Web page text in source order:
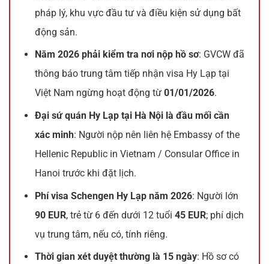
pháp lý, khu vực đầu tư và điều kiện sử dụng bất
động sản.
Năm 2026 phải kiểm tra nơi nộp hồ sơ: GVCW đã
thông báo trung tâm tiếp nhận visa Hy Lạp tại
Việt Nam ngừng hoạt động từ01/01/2026.
Đại sứ quán Hy Lạp tại Hà Nội là đầu mối cần
xác minh: Người nộp nên liên hệ Embassy of the
Hellenic Republic in Vietnam / Consular Office in
Hanoi trước khi đặt lịch.
Phí visa Schengen Hy Lạp năm 2026: Người lớn
90 EUR, trẻ từ 6 đến dưới 12 tuổi45 EUR; phí dịch
vụ trung tâm, nếu có, tính riêng.
Thời gian xét duyệt thường là 15 ngày: Hồ sơ có